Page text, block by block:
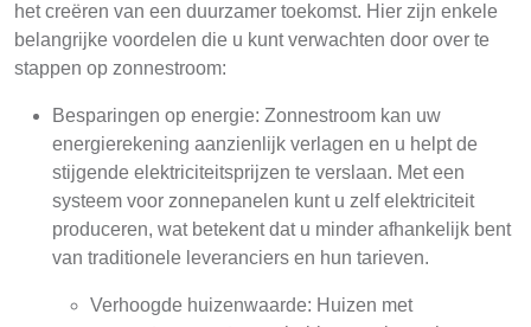
het creëren van een duurzamer toekomst. Hier zijn enkele
belangrijke voordelen die u kunt verwachten door over te
stappen op zonnestroom:
Besparingen op energie: Zonnestroom kan uw
energierekening aanzienlijk verlagen en u helpt de
stijgende elektriciteitsprijzen te verslaan. Met een
systeem voor zonnepanelen kunt u zelf elektriciteit
produceren, wat betekent dat u minder afhankelijk bent
van traditionele leveranciers en hun tarieven.
Verhoogde huizenwaarde: Huizen met